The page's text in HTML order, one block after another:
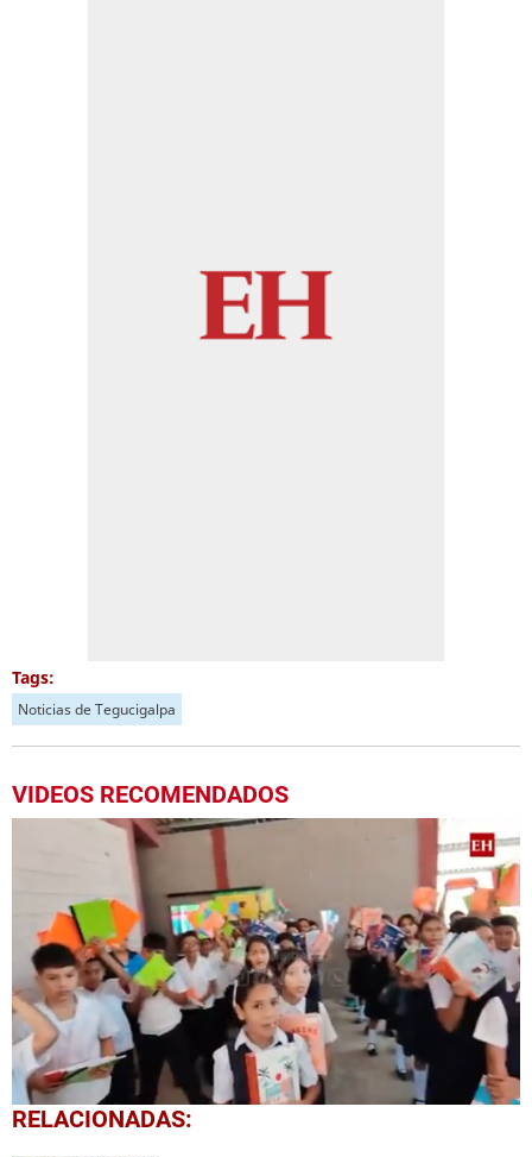
Tags:
Noticias de Tegucigalpa
VIDEOS RECOMENDADOS
0
seconds
RELACIONADAS: